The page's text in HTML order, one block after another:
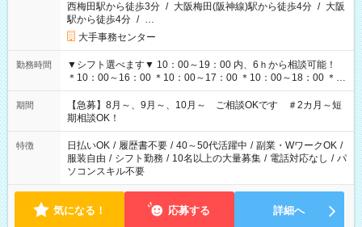
西梅田駅から徒歩3分 / 大阪梅田(阪神線)駅から徒歩4分 / 大阪
駅から徒歩4分 / …
大手事務センター
勤務時間
▼シフト選べます▼ 10：00～19：00 内、6ｈから相談可能！
＊10：00～16：00 ＊10：00～17：00 ＊10：00～18：00 ＊
11：00～19：00 ＊12：00～19：00 ＊13：00～19：00
期間
【急募】8月～、9月～、10月～ ご相談OKです ＃2カ月～短
期相談OK！
特徴 日払いOK / 履歴書不要 / 40～50代活躍中 / 副業・WワークOK /
服装自由 / シフト勤務 / 10名以上の大量募集 / 電話対応なし / パ
ソコンスキル不要
気になる！ 応募する 詳細へ